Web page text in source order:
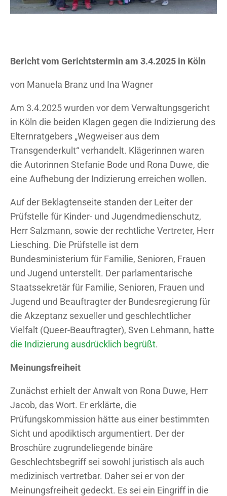
Bericht vom Gerichtstermin am 3.4.2025 in Köln
von Manuela Branz und Ina Wagner
Am 3.4.2025 wurden vor dem Verwaltungsgericht
in Köln die beiden Klagen gegen die Indizierung des
Elternratgebers „Wegweiser aus dem
Transgenderkult“ verhandelt. Klägerinnen waren
die Autorinnen Stefanie Bode und Rona Duwe, die
eine Aufhebung der Indizierung erreichen wollen.
Auf der Beklagtenseite standen der Leiter der
Prüfstelle für Kinder- und Jugendmedienschutz,
Herr Salzmann, sowie der rechtliche Vertreter, Herr
Liesching. Die Prüfstelle ist dem
Bundesministerium für Familie, Senioren, Frauen
und Jugend unterstellt. Der parlamentarische
Staatssekretär für Familie, Senioren, Frauen und
Jugend und Beauftragter der Bundesregierung für
die Akzeptanz sexueller und geschlechtlicher
Vielfalt (Queer-Beauftragter), Sven Lehmann, hatte
die Indizierung ausdrücklich begrüßt.
Meinungsfreiheit
Zunächst erhielt der Anwalt von Rona Duwe, Herr
Jacob, das Wort. Er erklärte, die
Prüfungskommission hätte aus einer bestimmten
Sicht und apodiktisch argumentiert. Der der
Broschüre zugrundeliegende binäre
Geschlechtsbegriff sei sowohl juristisch als auch
medizinisch vertretbar. Daher sei er von der
Meinungsfreiheit gedeckt. Es sei ein Eingriff in die